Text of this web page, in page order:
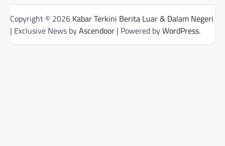
Copyright © 2026 Kabar Terkini Berita Luar & Dalam Negeri
| Exclusive News byAscendoor | Powered byWordPress.